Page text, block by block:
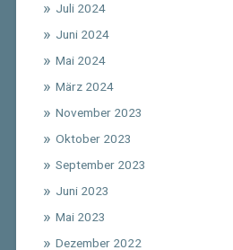
Juli 2024
Juni 2024
Mai 2024
März 2024
November 2023
Oktober 2023
September 2023
Juni 2023
Mai 2023
Dezember 2022